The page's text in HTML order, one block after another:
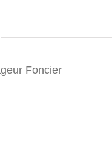
Foncier